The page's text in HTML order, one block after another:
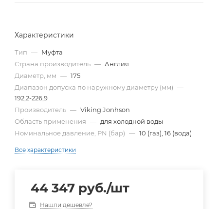
Характеристики
Тип — Муфта
Страна производитель — Англия
Диаметр, мм — 175
Диапазон допуска по наружному диаметру (мм) —
192,2-226,9
Производитель — Viking Jonhson
Область применения — для холодной воды
Номинальное давление, PN (бар) — 10 (газ), 16 (вода)
Все характеристики
44 347 руб./шт
Нашли дешевле?